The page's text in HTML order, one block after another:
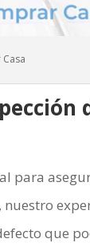
para
que